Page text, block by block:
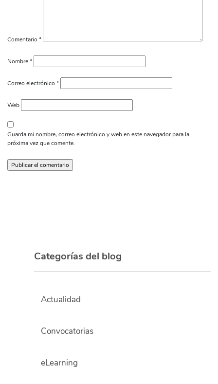
Comentario *
Nombre*
Correo electrónico *
Web
Guarda mi nombre, correo electrónico y web en este navegador para la
próxima vez que comente.
Categorías del blog
Actualidad
Convocatorias
eLearning